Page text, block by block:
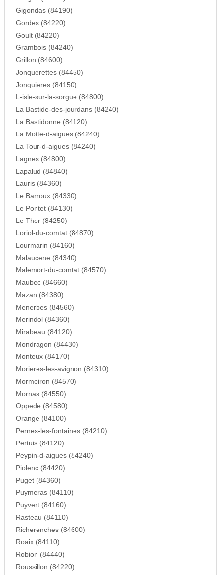
Gigondas (84190)
Gordes (84220)
Goult (84220)
Grambois (84240)
Grillon (84600)
Jonquerettes (84450)
Jonquieres (84150)
L-isle-sur-la-sorgue (84800)
La Bastide-des-jourdans (84240)
La Bastidonne (84120)
La Motte-d-aigues (84240)
La Tour-d-aigues (84240)
Lagnes (84800)
Lapalud (84840)
Lauris (84360)
Le Barroux (84330)
Le Pontet (84130)
Le Thor (84250)
Loriol-du-comtat (84870)
Lourmarin (84160)
Malaucene (84340)
Malemort-du-comtat (84570)
Maubec (84660)
Mazan (84380)
Menerbes (84560)
Merindol (84360)
Mirabeau (84120)
Mondragon (84430)
Monteux (84170)
Morieres-les-avignon (84310)
Mormoiron (84570)
Mornas (84550)
Oppede (84580)
Orange (84100)
Pernes-les-fontaines (84210)
Pertuis (84120)
Peypin-d-aigues (84240)
Piolenc (84420)
Puget (84360)
Puymeras (84110)
Puyvert (84160)
Rasteau (84110)
Richerenches (84600)
Roaix (84110)
Robion (84440)
Roussillon (84220)